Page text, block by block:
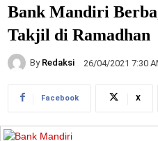
Bank Mandiri
Takjil di Ramadhan
By Redaksi 26/04/2021 7:30
Facebook X